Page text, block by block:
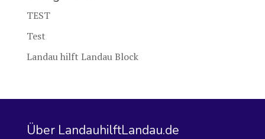
TEST
Test
Landau hilft Landau Block
Über LandauhilftLandau.de